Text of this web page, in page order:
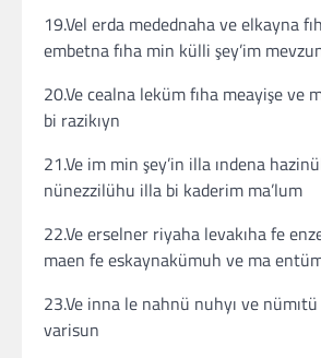
19.Vel erda medednaha ve elkayna
embetna fıha min külli şey’im
20.Ve cealna leküm fıha meayişe ve
bi razikıyn
21.Ve im min şey’in illa ındena
nünezzilühu illa bi kaderim ma’lum
22.Ve erselner riyaha levakıha fe
maen fe eskaynakümuh ve ma
23.Ve inna le nahnü nuhyı ve
varisun